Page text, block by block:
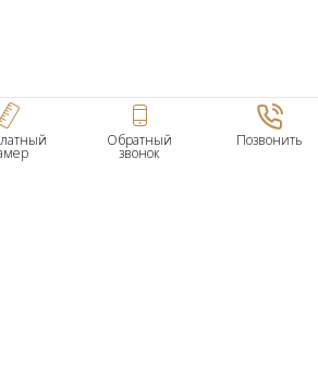
Обратный
звонок
Позвонить